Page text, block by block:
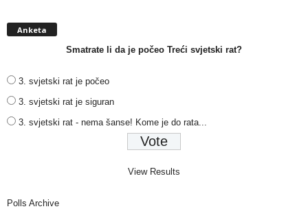
Anketa
Smatrate li da je počeo Treći svjetski rat?
3. svjetski rat je počeo
3. svjetski rat je siguran
3. svjetski rat - nema šanse! Kome je do rata...
View Results
Polls Archive